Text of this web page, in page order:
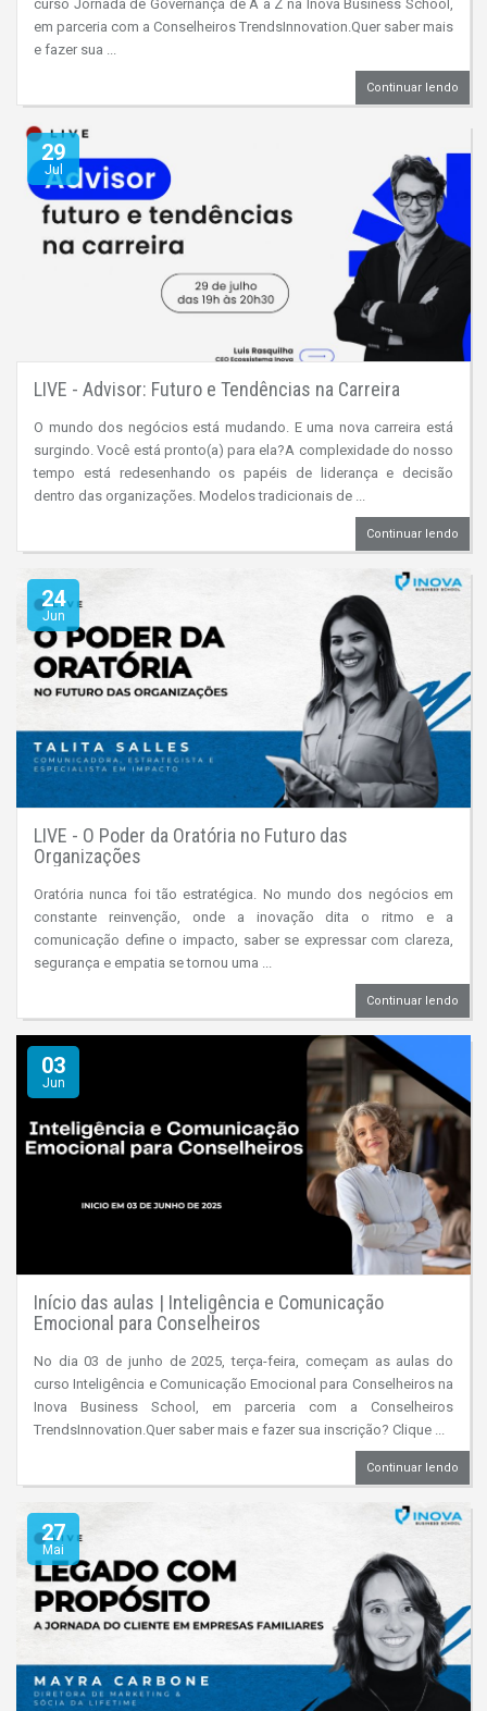
curso Jornada de Governança de A a Z na Inova Business School,
em parceria com a Conselheiros TrendsInnovation.Quer saber mais
e fazer sua ...
Continuar lendo
29
Jul
LIVE - Advisor: Futuro e Tendências na Carreira
O mundo dos negócios está mudando. E uma nova carreira está
surgindo. Você está pronto(a) para ela?A complexidade do nosso
tempo está redesenhando os papéis de liderança e decisão
dentro das organizações. Modelos tradicionais de ...
Continuar lendo
24
Jun
LIVE - O Poder da Oratória no Futuro das
Organizações
Oratória nunca foi tão estratégica. No mundo dos negócios em
constante reinvenção, onde a inovação dita o ritmo e a
comunicação define o impacto, saber se expressar com clareza,
segurança e empatia se tornou uma ...
Continuar lendo
03
Jun
Início das aulas | Inteligência e Comunicação
Emocional para Conselheiros
No dia 03 de junho de 2025, terça-feira, começam as aulas do
curso Inteligência e Comunicação Emocional para Conselheiros na
Inova Business School, em parceria com a Conselheiros
TrendsInnovation.Quer saber mais e fazer sua inscrição? Clique ...
Continuar lendo
27
Mai